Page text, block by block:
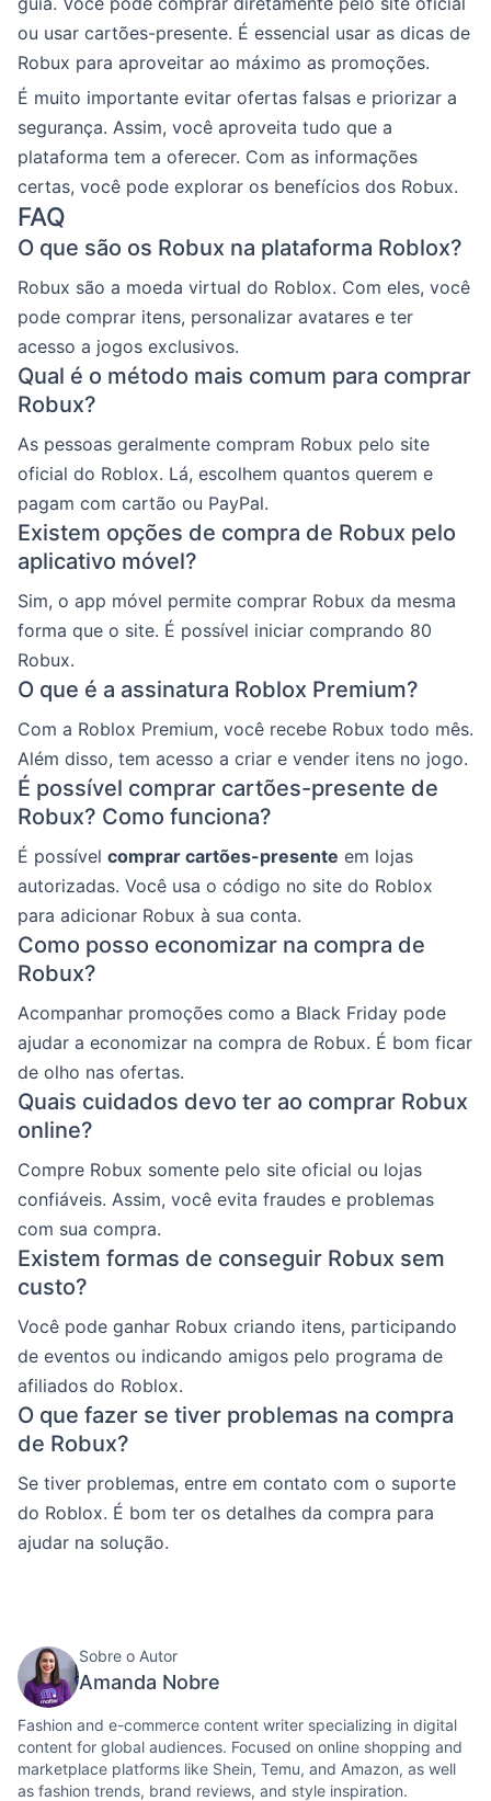
ou usar cartões-presente. É essencial usar as dicas de
Robux para aproveitar ao máximo as promoções.
É muito importante evitar ofertas falsas e priorizar a
segurança. Assim, você aproveita tudo que a
plataforma tem a oferecer. Com as informações
certas, você pode explorar os benefícios dos Robux.
FAQ
O que são os Robux na plataforma Roblox?
Robux são a moeda virtual do Roblox. Com eles, você
pode comprar itens, personalizar avatares e ter
acesso a jogos exclusivos.
Qual é o método mais comum para comprar
Robux?
As pessoas geralmente compram Robux pelo site
oficial do Roblox. Lá, escolhem quantos querem e
pagam com cartão ou PayPal.
Existem opções de compra de Robux pelo
aplicativo móvel?
Sim, o app móvel permite comprar Robux da mesma
forma que o site. É possível iniciar comprando 80
Robux.
O que é a assinatura Roblox Premium?
Com a Roblox Premium, você recebe Robux todo mês.
Além disso, tem acesso a criar e vender itens no jogo.
É possível comprar cartões-presente de
Robux? Como funciona?
É possível comprar cartões-presente em lojas
autorizadas. Você usa o código no site do Roblox
para adicionar Robux à sua conta.
Como posso economizar na compra de
Robux?
Acompanhar promoções como a Black Friday pode
ajudar a economizar na compra de Robux. É bom ficar
de olho nas ofertas.
Quais cuidados devo ter ao comprar Robux
online?
Compre Robux somente pelo site oficial ou lojas
confiáveis. Assim, você evita fraudes e problemas
com sua compra.
Existem formas de conseguir Robux sem
custo?
Você pode ganhar Robux criando itens, participando
de eventos ou indicando amigos pelo programa de
afiliados do Roblox.
O que fazer se tiver problemas na compra
de Robux?
Se tiver problemas, entre em contato com o suporte
do Roblox. É bom ter os detalhes da compra para
ajudar na solução.
Sobre o Autor
Amanda Nobre
Fashion and e-commerce content writer specializing in digital
content for global audiences. Focused on online shopping and
marketplace platforms like Shein, Temu, and Amazon, as well
as fashion trends, brand reviews, and style inspiration.